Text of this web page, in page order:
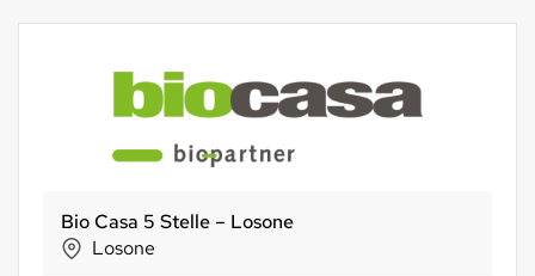
köstliches von haas
Baar